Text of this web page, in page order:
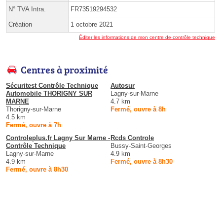
N° TVA Intra. FR73519294532
Création 1 octobre 2021
Éditer les informations de mon centre de contrôle technique
Centres à proximité
Sécuritest Contrôle Technique
Automobile THORIGNY SUR
MARNE
Thorigny-sur-Marne
4.5 km
Fermé, ouvre à 7h
Autosur
Lagny-sur-Marne
4.7 km
Fermé, ouvre à 8h
Controleplus.fr Lagny Sur Marne -
Contrôle Technique
Lagny-sur-Marne
4.9 km
Fermé, ouvre à 8h30
Rcds Controle
Bussy-Saint-Georges
4.9 km
Fermé, ouvre à 8h30